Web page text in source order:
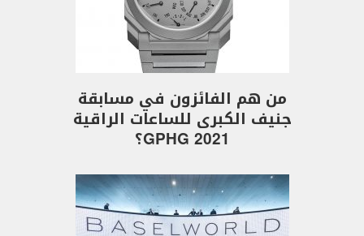
من هم الفائزون في مسابقة
جنيف الكبرى للساعات الراقية
GPHG 2021؟